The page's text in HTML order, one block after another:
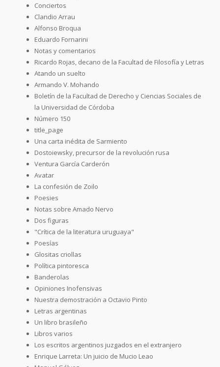
Conciertos
Clandio Arrau
Alfonso Broqua
Eduardo Fornarini
Notas y comentarios
Ricardo Rojas, decano de la Facultad de Filosofía y Letras
Atando un suelto
Armando V. Mohando
Boletín de la Facultad de Derecho y Ciencias Sociales de
la Universidad de Córdoba
Número 150
title_page
Una carta inédita de Sarmiento
Dostoiewsky, precursor de la revolución rusa
Ventura García Carderón
Avatar
La confesión de Zoilo
Poesies
Notas sobre Amado Nervo
Dos figuras
"Crítica de la literatura uruguaya"
Poesías
Glositas criollas
Política pintoresca
Banderolas
Opiniones Inofensivas
Nuestra demostración a Octavio Pinto
Letras argentinas
Un libro brasileño
Libros varios
Los escritos argentinos juzgados en el extranjero
Enrique Larreta: Un juicio de Mucio Leao